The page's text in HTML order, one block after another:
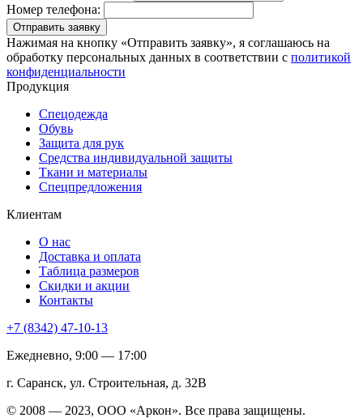
Номер телефона:
Отправить заявку
Нажимая на кнопку «Отправить заявку», я соглашаюсь на
обработку персональных данных в соответствии с политикой
конфиденциальности
Продукция
Спецодежда
Обувь
Защита для рук
Средства индивидуальной защиты
Ткани и материалы
Спецпредложения
Клиентам
О нас
Доставка и оплата
Таблица размеров
Скидки и акции
Контакты
+7 (8342) 47-10-13
Ежедневно, 9:00 — 17:00
г. Саранск, ул. Строительная, д. 32В
© 2008 — 2023, ООО «Аркон». Все права защищены.